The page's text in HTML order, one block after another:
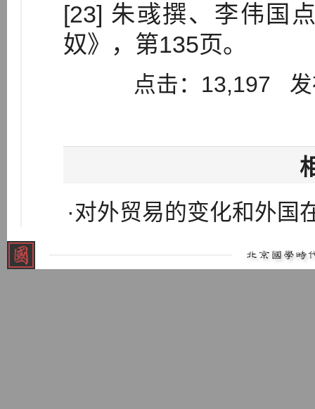
[23] 朱彧撰、李伟国
奴》，第135页。
点击：13,197
·对外贸易的变化和外国